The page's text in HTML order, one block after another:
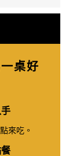
桌好
來吃。